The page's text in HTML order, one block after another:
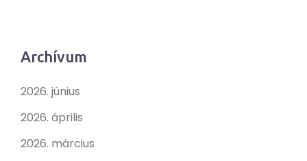
Archívum
2026. június
2026. április
2026. március